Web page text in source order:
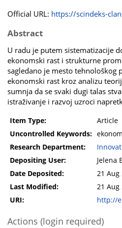
Official URL: https://scindeks-
Abstract
U radu je putem sistematizacije
ekonomski rast i strukturne
sagledano je mesto tehnološkog
ekonomski rast kroz analizu
sumnja da se svaki dugi talas
istraživanje i razvoj uzroci
Item Type:
Article
Uncontrolled Keywords:
Research Department:
Depositing User:
Jelena
Date Deposited:
21 Aug
Last Modified:
21 Aug
URI:
http://
Actions (login required)